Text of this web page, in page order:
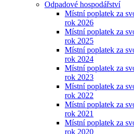
Odpadové hospodářství
Místní poplatek za
rok 2026
Místní poplatek za
rok 2025
Místní poplatek za
rok 2024
Místní poplatek za
rok 2023
Místní poplatek za
rok 2022
Místní poplatek za
rok 2021
Místní poplatek za
rok 2020